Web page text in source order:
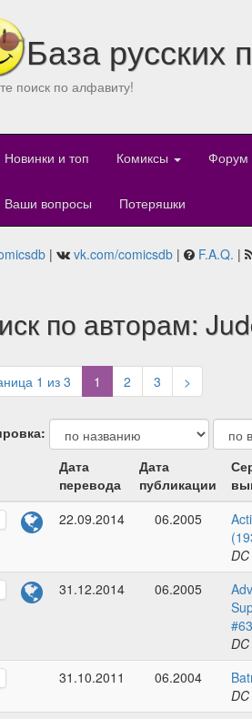
База русских
поиск по алфавиту!
Новинки и топ Комиксы Форум
Ваши вопросы Потеряшки
| vk.com/comicsdb | F.A.Q. |
по авторам:
1 из 3 1 (current)
2 3 >
Дата
перевода
Дата
публикации
22.09.2014
06.2005
31.12.2014
06.2005
31.10.2011
06.2004